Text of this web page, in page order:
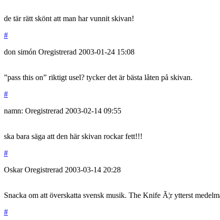
de tär rätt skönt att man har vunnit skivan!
#
don simón Oregistrerad 2003-01-24 15:08
”pass this on” riktigt usel? tycker det är bästa låten på skivan.
#
namn: Oregistrerad 2003-02-14 09:55
ska bara säga att den här skivan rockar fett!!!
#
Oskar Oregistrerad 2003-03-14 20:28
Snacka om att överskatta svensk musik. The Knife Ã¦r ytterst
#